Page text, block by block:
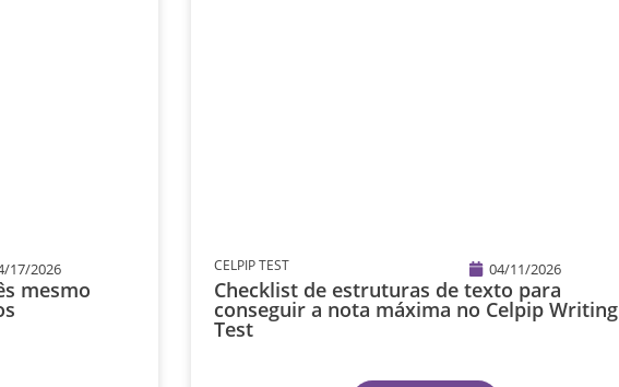
17/2026
mesmo
CELPIP TEST 04/11/2026
Checklist de estruturas de texto para
conseguir a nota máxima no Celpip Writing
Test